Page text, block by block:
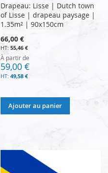
Drapeau: Lisse | Dutch town
of Lisse | drapeau paysage |
1.35m² | 90x150cm
66,00 €
55,46 €
À partir de
59,00 €
49,58 €
Ajouter au panier